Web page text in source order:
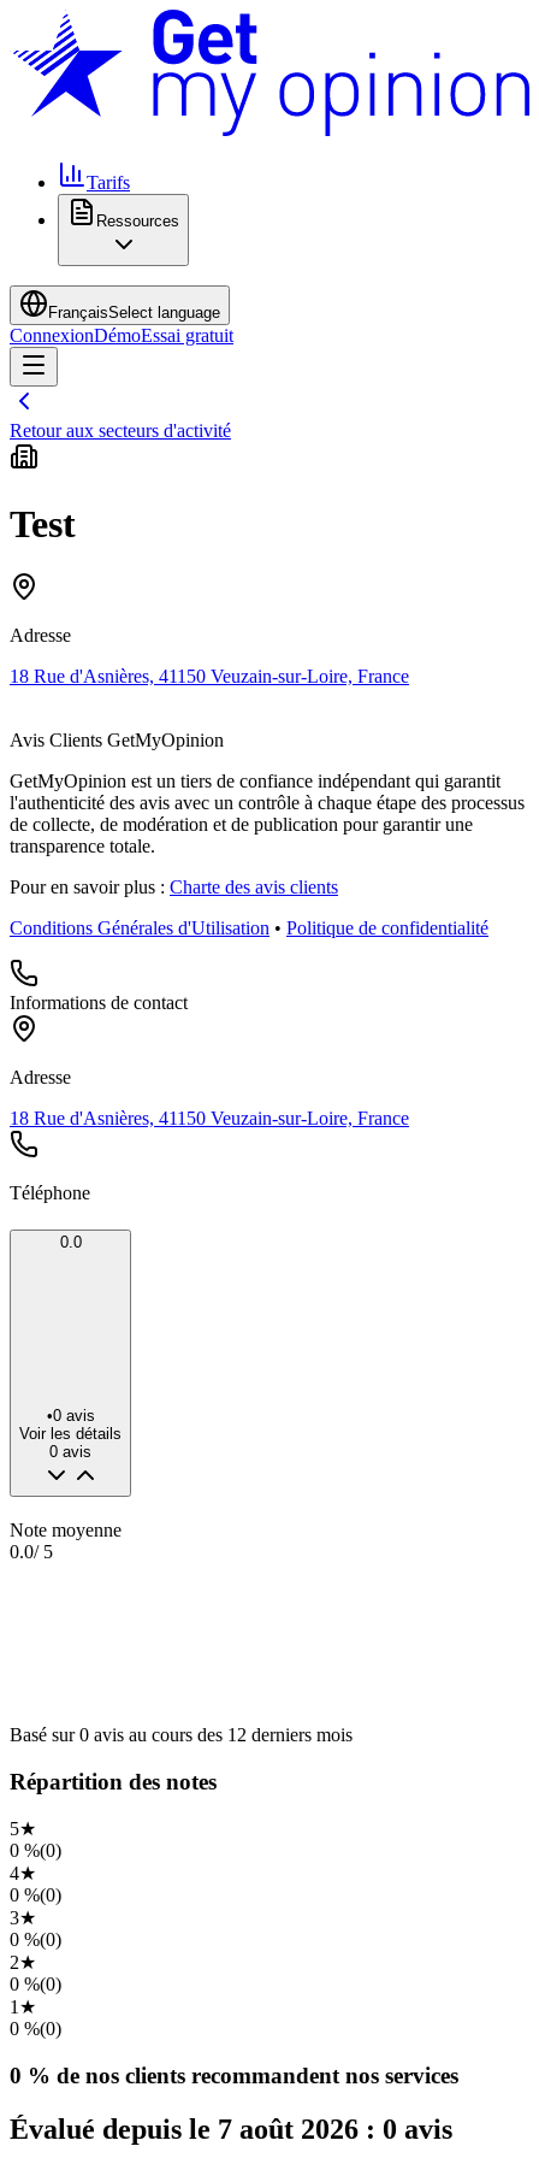
Tarifs
Ressources
FrançaisSelect language
ConnexionDémoEssai gratuit
Retour aux secteurs d'activité
Test
Adresse
18 Rue d'Asnières, 41150 Veuzain-sur-Loire, France
Avis Clients GetMyOpinion
GetMyOpinion est un tiers de confiance indépendant qui garantit
l'authenticité des avis avec un contrôle à chaque étape des processus
de collecte, de modération et de publication pour garantir une
transparence totale.
Pour en savoir plus : Charte des avis clients
Conditions Générales d'Utilisation • Politique de confidentialité
Informations de contact
Adresse
18 Rue d'Asnières, 41150 Veuzain-sur-Loire, France
Téléphone
0.0
•0 avis
Voir les détails
0 avis
Note moyenne
0.0/ 5
Basé sur0 avis au cours des 12 derniers mois
Répartition des notes
5★
0 %(0)
4★
0 %(0)
3★
0 %(0)
2★
0 %(0)
1 ★
0 %(0)
0 % de nos clients recommandent nos services
Évalué depuis le 7 août 2026 : 0 avis